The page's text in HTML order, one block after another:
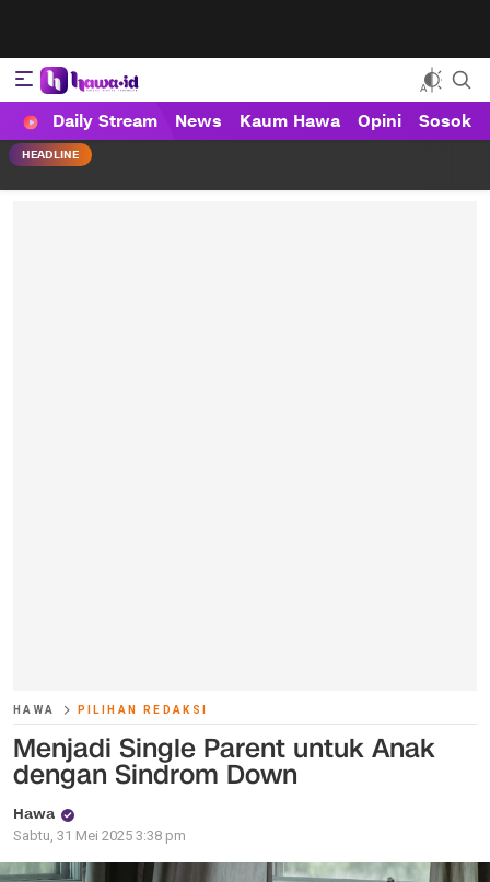
HAWA
Haluan Wanita Indonesia
Daily Stream News Kaum Hawa Opini Sosok
HEADLINE
HAWA PILIHAN REDAKSI
Menjadi Single Parent untuk Anak
dengan Sindrom Down
Hawa
Sabtu, 31 Mei 2025 3:38 pm